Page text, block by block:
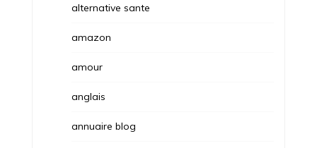
alternative sante
amazon
amour
anglais
annuaire blog